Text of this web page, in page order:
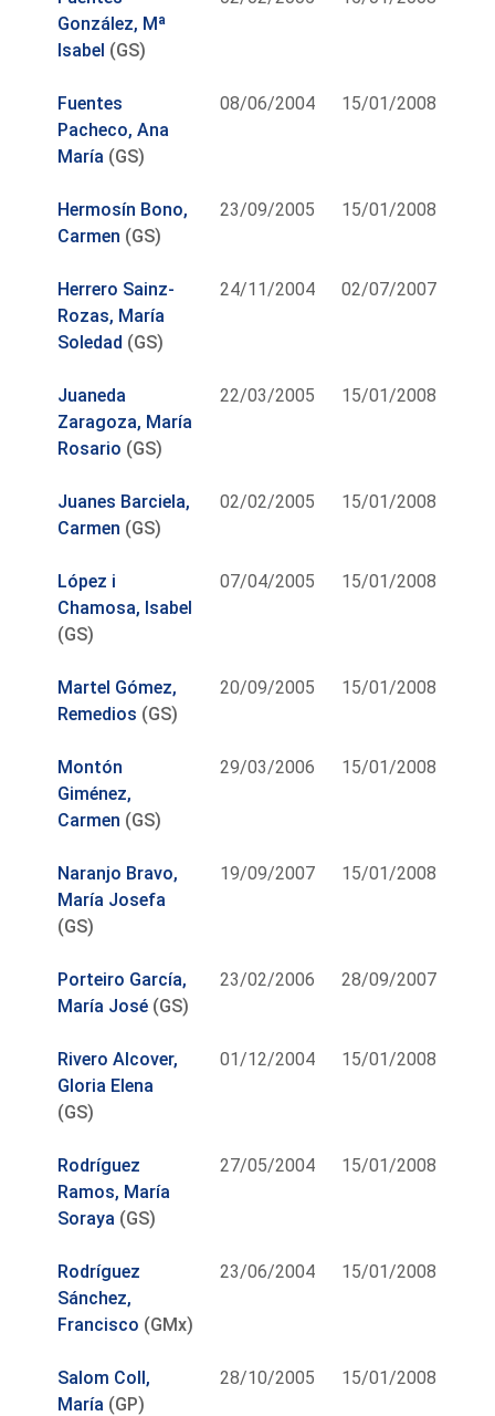
González, Mª
Isabel (GS)
Fuentes
Pacheco, Ana
María (GS)
08/06/2004 15/01/2008
Hermosín Bono,
Carmen (GS)
23/09/2005 15/01/2008
Herrero Sainz-
Rozas, María
Soledad (GS)
24/11/2004 02/07/2007
Juaneda
Zaragoza, María
Rosario (GS)
22/03/2005 15/01/2008
Juanes Barciela,
Carmen (GS)
02/02/2005 15/01/2008
López i
Chamosa, Isabel
(GS)
07/04/2005 15/01/2008
Martel Gómez,
Remedios (GS)
20/09/2005 15/01/2008
Montón
Giménez,
Carmen (GS)
29/03/2006 15/01/2008
Naranjo Bravo,
María Josefa
(GS)
19/09/2007 15/01/2008
Porteiro García,
María José (GS)
23/02/2006 28/09/2007
Rivero Alcover,
Gloria Elena
(GS)
01/12/2004 15/01/2008
Rodríguez
Ramos, María
Soraya (GS)
27/05/2004 15/01/2008
Rodríguez
Sánchez,
Francisco (GMx)
23/06/2004 15/01/2008
Salom Coll,
María (GP)
28/10/2005 15/01/2008